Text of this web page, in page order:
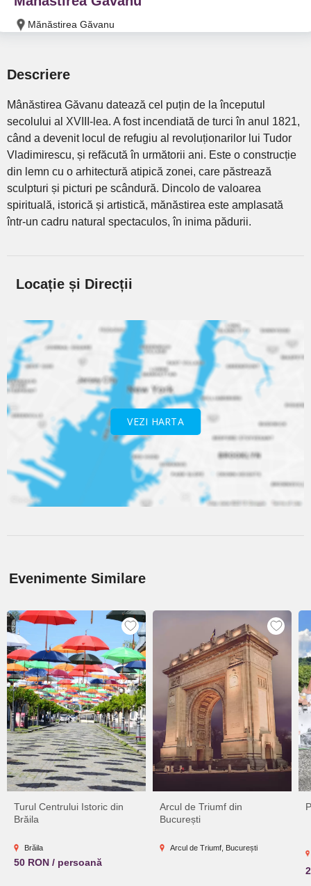
Mănăstirea Găvanu
Descriere
Mânăstirea Găvanu datează cel puțin de la începutul
secolului al XVIII-lea. A fost incendiată de turci în anul 1821,
când a devenit locul de refugiu al revoluționarilor lui Tudor
Vladimirescu, și refăcută în următorii ani. Este o construcție
din lemn cu o arhitectură atipică zonei, care păstrează
sculpturi și picturi pe scândură. Dincolo de valoarea
spirituală, istorică și artistică, mănăstirea este amplasată
într-un cadru natural spectaculos, în inima pădurii.
Locație și Direcții
VEZI HARTA
Evenimente Similare
Turul Centrului Istoric din
Brăila
Brăila
50 RON / persoană
Arcul de Triumf din
București
Arcul de Triumf, București